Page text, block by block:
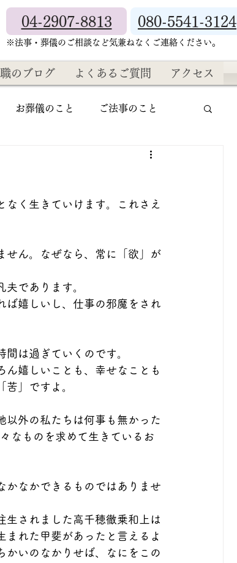
04-2907-8813 080-5541-3124
​※法事・葬儀のご相談など気兼ねなくご連絡ください。
のブログ よくあるご質問 アクセス
お葬儀のこと ご法事のこと
なく生きていけます。これさえ
せん。なぜなら、常に「欲」が
であります。
ば嬉しいし、仕事の邪魔をされ
は過ぎていくのです。
ん嬉しいことも、幸せなことも
」ですよ。
以外の私たちは何事も無かった
なものを求めて生きているお
かなかできるものではありませ
生されました高千穂徹乗和上は
まれた甲斐があったと言えるよ
かいのなかりせば、なにをこの